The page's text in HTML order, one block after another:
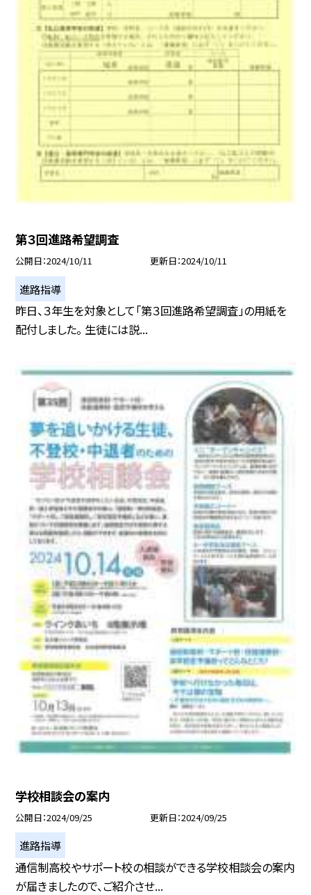
第３回進路希望調査
公開日 2024/10/11 更新日 2024/10/11
進路指導
昨日、３年生を対象として「第３回進路希望調査」の用紙を
配付しました。 生徒には説...
学校相談会の案内
公開日 2024/09/25 更新日 2024/09/25
進路指導
通信制高校やサポート校の相談ができる学校相談会の案内
が届きましたので、ご紹介させ...